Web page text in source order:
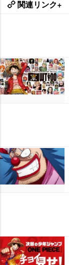
関連リンク+